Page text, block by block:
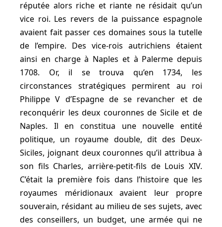
réputée alors riche et riante ne résidait qu’un
vice roi. Les revers de la puissance espagnole
avaient fait passer ces domaines sous la tutelle
de l’empire. Des vice-rois autrichiens étaient
ainsi en charge à Naples et à Palerme depuis
1708. Or, il se trouva qu’en 1734, les
circonstances stratégiques permirent au roi
Philippe V d’Espagne de se revancher et de
reconquérir les deux couronnes de Sicile et de
Naples. Il en constitua une nouvelle entité
politique, un royaume double, dit des Deux-
Siciles, joignant deux couronnes qu’il attribua à
son fils Charles, arrière-petit-fils de Louis XIV.
C’était la première fois dans l’histoire que les
royaumes méridionaux avaient leur propre
souverain, résidant au milieu de ses sujets, avec
des conseillers, un budget, une armée qui ne